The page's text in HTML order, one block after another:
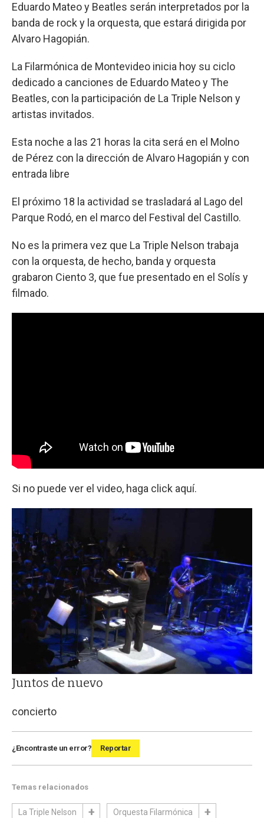
Eduardo Mateo y Beatles serán interpretados por la
banda de rock y la orquesta, que estará dirigida por
Alvaro Hagopián.
La Filarmónica de Montevideo inicia hoy su ciclo
dedicado a canciones de Eduardo Mateo y The
Beatles, con la participación de La Triple Nelson y
artistas invitados.
Esta noche a las 21 horas la cita será en el Molno
de Pérez con la dirección de Alvaro Hagopián y con
entrada libre
El próximo 18 la actividad se trasladará al Lago del
Parque Rodó, en el marco del Festival del Castillo.
No es la primera vez que La Triple Nelson trabaja
con la orquesta, de hecho, banda y orquesta
grabaron Ciento 3, que fue presentado en el Solís y
filmado.
Si no puede ver el video, haga click aquí.
Juntos de nuevo
concierto
¿Encontraste un error? Reportar
Temas relacionados
La Triple Nelson Orquesta Filarmónica